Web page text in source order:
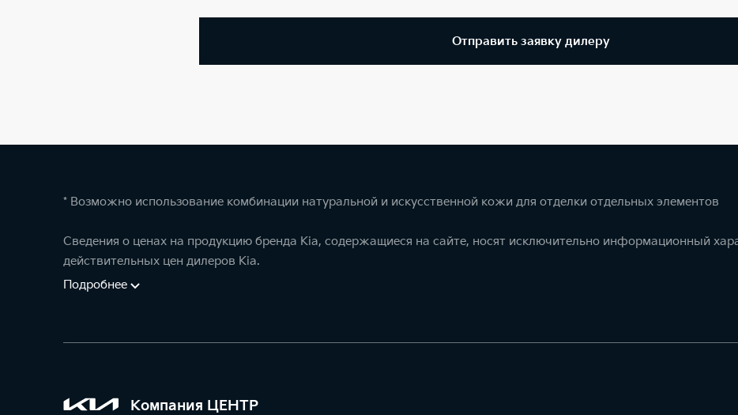
Отправить заявку дилеру
* Возможно использование комбинации натуральной и искусственной кожи для отделки отдельных элементов
Сведения о ценах на продукцию бренда Kia, содержащиеся на сайте, носят исключительно информационный
действительных цен дилеров Kia.
Подробнее
Компания ЦЕНТР